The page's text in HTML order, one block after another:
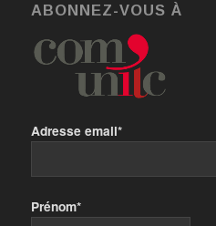
ABONNEZ-VOUS À
Adresse email*
Prénom*